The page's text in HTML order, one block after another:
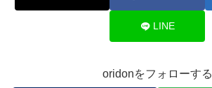
LINE
oridonをフォローする